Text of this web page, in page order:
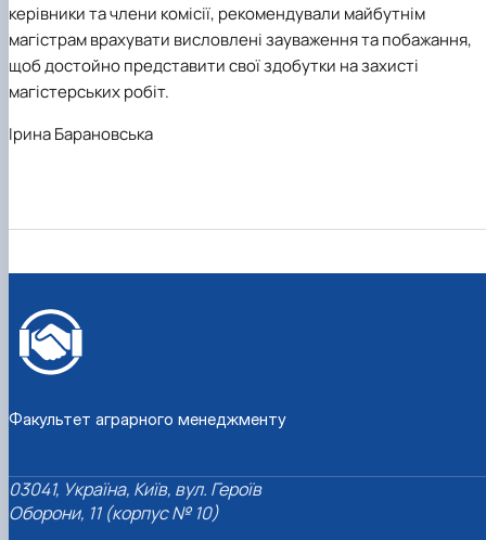
керівники та члени комісії, рекомендували майбутнім
магістрам врахувати висловлені зауваження та побажання,
щоб достойно представити свої здобутки на захисті
магістерських робіт.
Ірина Барановська
Факультет аграрного менеджменту
03041, Україна, Київ, вул. Героїв
Оборони, 11 (корпус № 10)